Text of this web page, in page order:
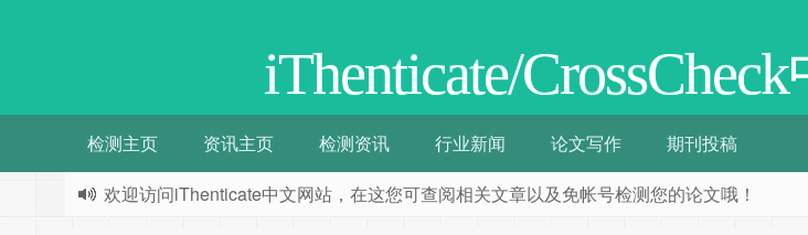
iThenticate/
检测主页 资讯主页 检测资讯 行业新闻 论文写作 期刊投稿
欢迎访问iThenticate中文网站，在这您可查阅相关文章以及免帐号检测您的论文哦！